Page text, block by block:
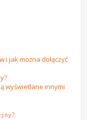
i jak można dołączyć
wyświetlane innymi
?